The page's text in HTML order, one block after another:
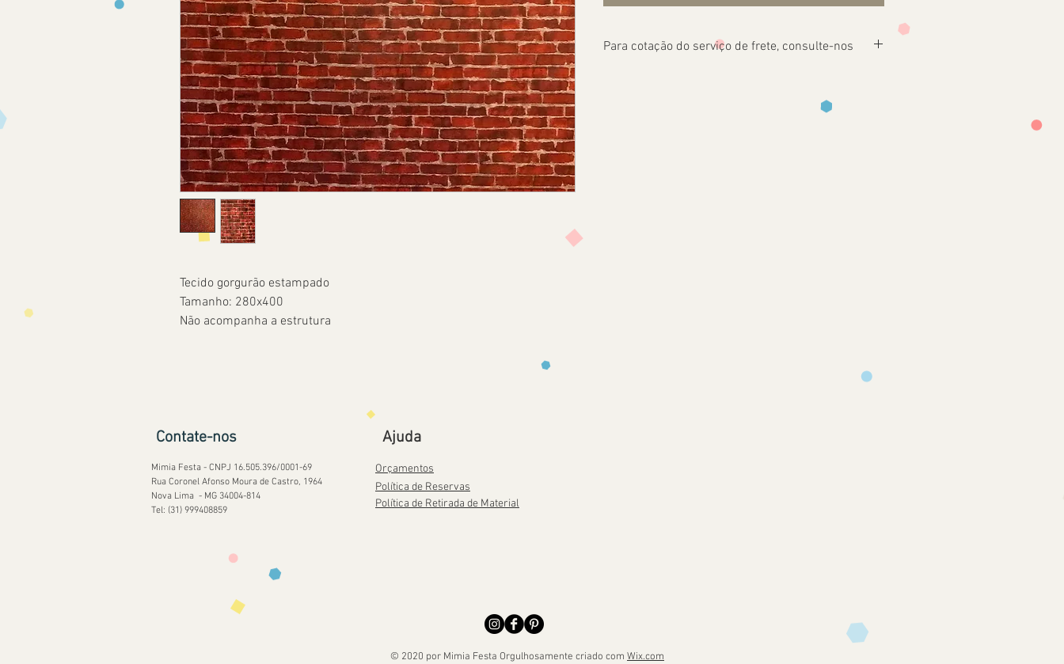
Tecido gorgurão estampado
Tamanho: 280x400
Não acompanha a estrutura
Para cotação do serviço de frete, consulte-nos
Contate-nos
Mimia Festa - CNPJ 16.505.396/0001-69
Rua Coronel Afonso Moura de Castro, 1964
Nova Lima - MG 34004-814
Tel: (31) 999408859
Ajuda
Orçamentos
Política de Reservas
Política de Retirada de Material
© 2020 por Mimia Festa Orgulhosamente criado com Wix.com